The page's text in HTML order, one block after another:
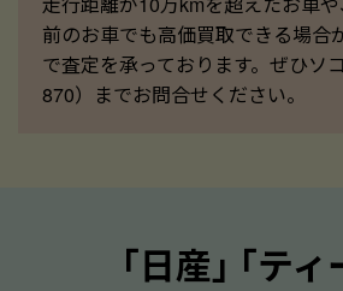
前のお車でも高価買取できる場合
で査定を承っております。ぜひソ
870）までお問合せください。
｢日産｣ ｢ティ